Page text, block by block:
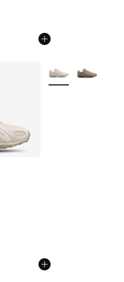
Prix en baisse de € 139,99 à
Plus de couleurs